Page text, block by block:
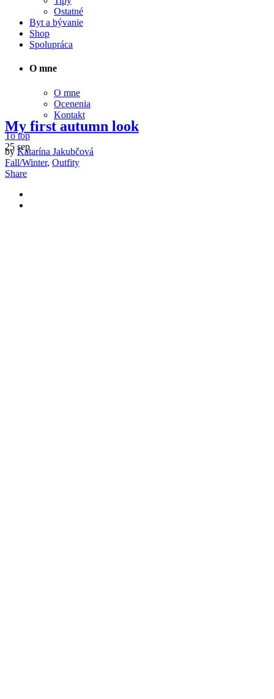
Ostatné
Byt a bývanie
Shop
Spolupráca
O mne
O mne
Ocenenia
Kontakt
To top
25 sep
My first autumn look
by Katarína Jakubčová
Fall/Winter, Outfity
Share